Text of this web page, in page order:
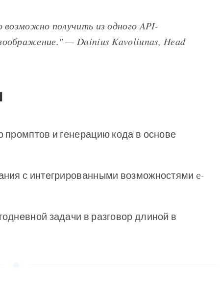
получить из одного API-
— Dainius Kavoliunas, Head
промптов и генерацию кода в основе
с интегрированными возможностями e-
задачи в разговор длиной в